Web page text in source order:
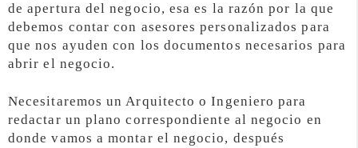
de apertura del negocio, esa es la razón por la que
debemos contar con asesores personalizados para
que nos ayuden con los documentos necesarios para
abrir el negocio.
Necesitaremos un Arquitecto o Ingeniero para
redactar un plano correspondiente al negocio en
donde vamos a montar el negocio, después